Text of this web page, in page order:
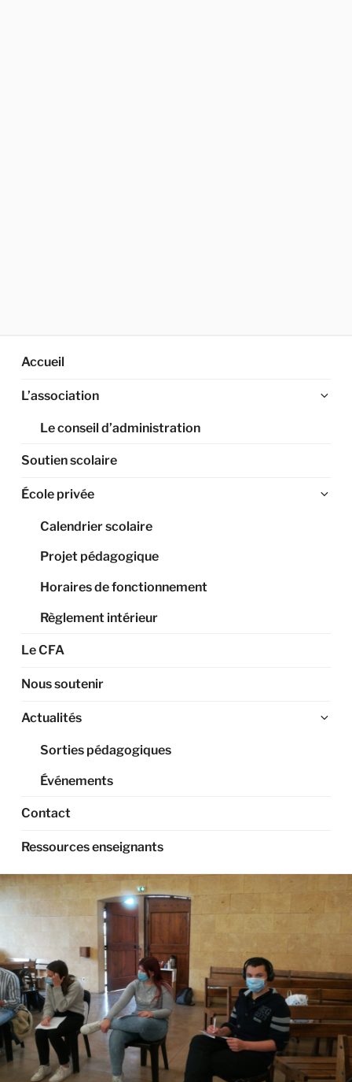
Accueil
L’association
Le conseil d’administration
Soutien scolaire
École privée
Calendrier scolaire
Projet pédagogique
Horaires de fonctionnement
Règlement intérieur
Le CFA
Nous soutenir
Actualités
Sorties pédagogiques
Événements
Contact
Ressources enseignants